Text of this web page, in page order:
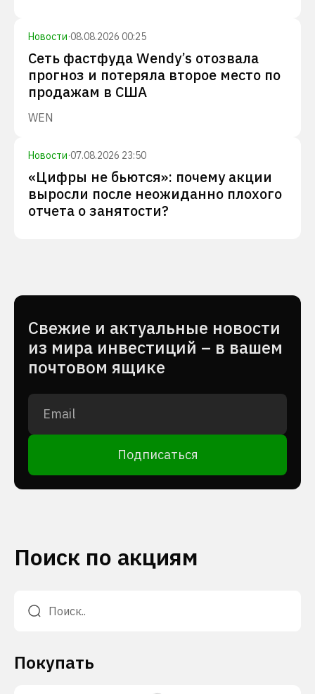
Новости·08.08.2026 00:25
Сеть фастфуда Wendy’s отозвала
прогноз и потеряла второе место по
продажам в США
WEN
Новости·07.08.2026 23:50
«Цифры не бьются»: почему акции
выросли после неожиданно плохого
отчета о занятости?
Cвежие и актуальные новости
из мира инвестиций – в вашем
почтовом ящике
Подписаться
Поиск по акциям
Покупать